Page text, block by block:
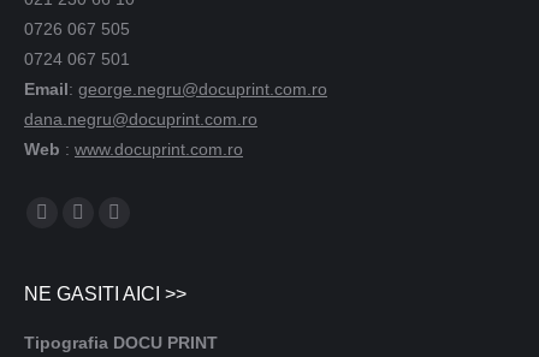
0726 067 505
0724 067 501
Email: george.negru@docuprint.com.ro
dana.negru@docuprint.com.ro
Web : www.docuprint.com.ro
Find us on:
NE GASITI AICI >>
Tipografia DOCU PRINT